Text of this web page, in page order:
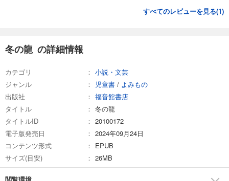
すべてのレビューを見る(1)
冬の龍 の詳細情報
カテゴリ
小説・文芸
ジャンル
児童書 / よみもの
出版社
福音館書店
タイトル
冬の龍
タイトルID
20100172
電子版発売日
2024年09月24日
コンテンツ形式
EPUB
サイズ(目安)
26MB